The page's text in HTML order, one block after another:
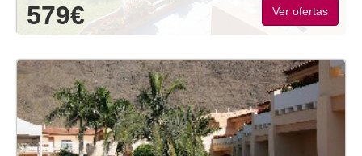
579€ Ver ofertas